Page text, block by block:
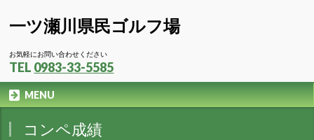
一ツ瀬川県民ゴルフ場
お気軽にお問い合わせください
TEL 0983-33-5585
MENU
コンペ成績